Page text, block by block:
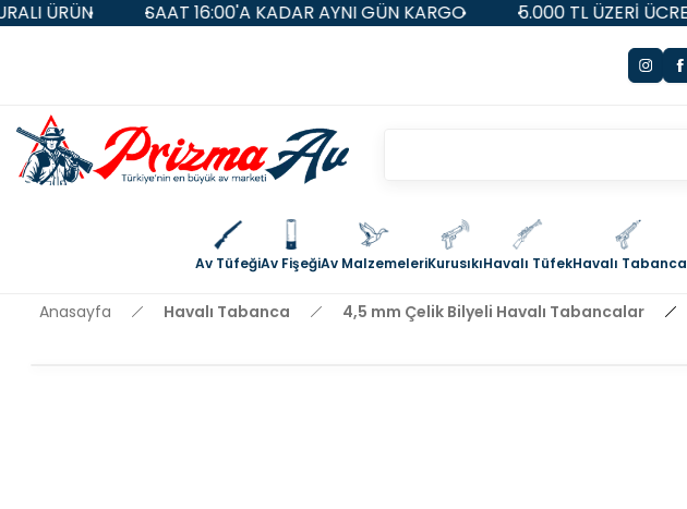
SAAT 16:00'A KADAR AYNI GÜN KARGO 5.000 TL ÜZERİ ÜCRETSİZ KARGO
Av TüfeğiAv FişeğiAv MalzemeleriKurusıkıHavalı TüfekHavalı Tabanca
Anasayfa Havalı Tabanca 4,5 mm Çelik Bilyeli Havalı Tabancalar